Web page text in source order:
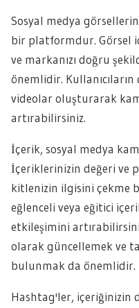
Sosyal medya
bir platformdur. Görsel
ve markanızı doğru
önemlidir.
videolar oluşturarak
artırabilirsiniz.
İçerik, sosyal medya
İçeriklerinizin değeri ve
kitlenizin ilgisini çekme
eğlenceli veya eğitici
etkileşimini
olarak güncellemek ve
bulunmak da önemlidir.
Hashtag'ler, içeriğinizin